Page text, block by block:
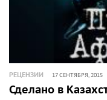
РЕЦЕНЗИИ 17 СЕНТЯБРЯ, 2015
Сделано в